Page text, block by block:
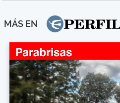
MÁS EN